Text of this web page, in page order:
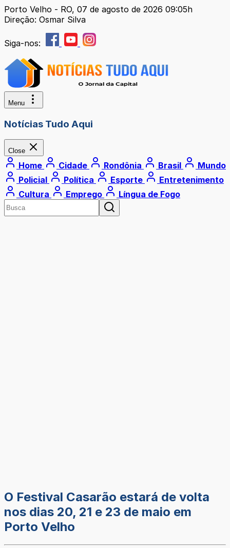
Porto Velho - RO, 07 de agosto de 2026 09:05h
Direção: Osmar Silva
Siga-nos:
Menu
Notícias Tudo Aqui
Close
Home Cidade Rondônia Brasil
Mundo
Policial
Política Esporte
Entretenimento
Cultura
Emprego Língua de Fogo
O Festival Casarão estará de volta
nos dias 20, 21 e 23 de maio em
Porto Velho